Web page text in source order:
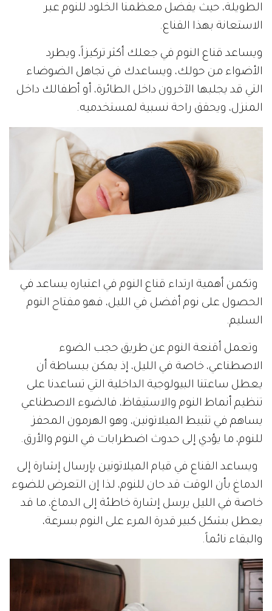
الطويلة، حيث يفضل معظمنا الخلود للنوم عبر
الاستعانة بهذا القناع.
ويساعد قناع النوم في جعلك أكثر تركيزاً، ويطرد
الأضواء من حولك، ويساعدك في تجاهل الضوضاء
التي قد يجلبها الآخرون داخل الطائرة، أو أطفالك داخل
المنزل، ويحقق راحة نسبية لمستخدميه.
وتكمن أهمية ارتداء قناع النوم في اعتباره يساعد في
الحصول على نوم أفضل في الليل، فهو مفتاح النوم
السليم.
وتعمل أقنعة النوم عن طريق حجب الضوء
الاصطناعي، خاصة في الليل، إذ يمكن ببساطة أن
يعطل ساعتنا البيولوجية الداخلية التي تساعدنا على
تنظيم أنماط النوم والاستيقاظ، فالضوء الاصطناعي
يساهم في تثبيط الميلاتونين، وهو الهرمون المحفز
للنوم، ما يؤدي إلى حدوث اضطرابات في النوم والأرق.
ويساعد القناع في قيام الميلاتونين بإرسال إشارة إلى
الدماغ بأن الوقت قد حان للنوم، لذا إن التعرض للضوء
خاصة في الليل يرسل إشارة خاطئة إلى الدماغ، ما قد
يعطل بشكل كبير قدرة المرء على النوم بسرعة،
والبقاء نائماً.